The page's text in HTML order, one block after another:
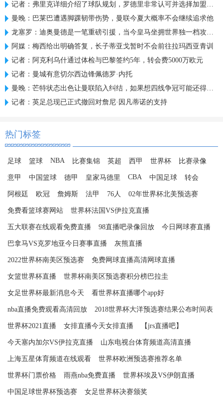
记者：弗里克详细介绍了球队规划，罗德里非常认可并选择加盟巴萨
曼晚：巴莱巴遭遇脚踝韧带伤势，曼联今夏大概率不会继续追求他
龙塞罗：迪奥曼德是一笔重磅引援，当今皇马坐拥世界独一档攻击线
阿媒：梅西给出明确答复，长子蒂亚戈暂时不会前往拉玛西亚青训
记者：阿克利乌什通过体检与巴黎签约5年，转会费5000万欧元
记者：曼城有意切尔西边锋佩德罗·内托
曼晚：芒特状态出色让曼联陷入纠结，如果想四线争冠可能还得买人
记者：英足总现已正式撤回对詹尼·因凡蒂诺的支持
热门标签
足球 篮球 NBA 比赛集锦 英超 西甲 世界杯 比赛录像
意甲 中国篮球 德甲 皇家马德里 CBA 中国足球 转会
阿根廷 欧冠 詹姆斯 法甲 76人 02年世界杯北美预选赛
免费看篮球赛网站 世界杯法国VS伊拉克直播
五大联赛在线观看免费直播 98直播吧录像回放 今日网球赛直播
巴拿马VS克罗地亚今日赛事直播 灰熊直播
2022世界杯南美区预选赛 免费网球直播高清网球直播
女篮世界杯直播 世界杯南美区预选赛积分榜巴拉圭
女足世界杯最新消息今天 看世界杯直播哪个app好
nba直播免费观看高清回放 2018世界杯大洋预选赛结果公布时间表
世界杯2021直播 女排直播今天女排直播 【jrs直播吧】
今天塞内加尔VS伊拉克直播 山东电视台体育频道高清直播
上海五星体育频道在线观看 世界杯欧洲预选赛推荐名单
世界杯门票价格 雨燕nba免费直播 世界杯埃及VS伊朗直播
中国足球世界杯预选赛 女足世界杯决赛颁奖